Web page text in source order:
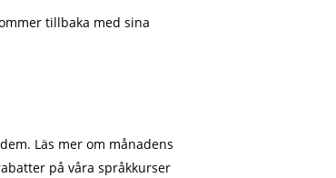
tillbaka med sina
Läs mer om månadens
på våra språkkurser